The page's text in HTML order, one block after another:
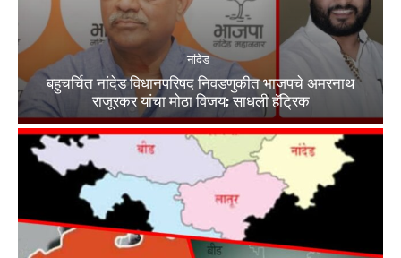
नांदेड
बहुचर्चित नांदेड विधानपरिषद निवडणुकीत भाजपचे अमरनाथ
राजूरकर यांचा मोठा विजय; साधली हॅट्रिक